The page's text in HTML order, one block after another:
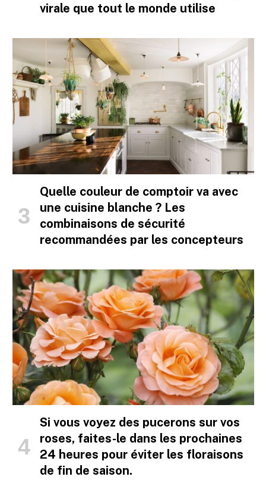
virale que tout le monde utilise
Quelle couleur de comptoir va avec
une cuisine blanche ? Les
combinaisons de sécurité
recommandées par les concepteurs
Si vous voyez des pucerons sur vos
roses, faites-le dans les prochaines
24 heures pour éviter les floraisons
de fin de saison.